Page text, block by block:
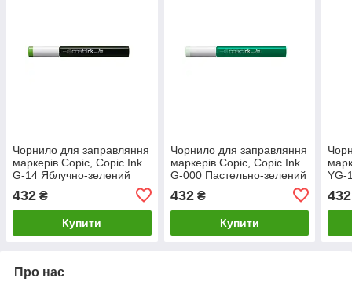
Чорнило для заправляння
маркерів Copic, Copic Ink
G-14 Яблучно-зелений
432 ₴
Купити
Чорнило для заправляння
маркерів Copic, Copic Ink
G-000 Пастельно-зелений
432₴
Купити
YG-
432
Про нас